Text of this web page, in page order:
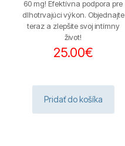
60 mg! Efektívna podpora pre
dlhotrvajúci výkon. Objednajte
teraz a zlepšite svoj intímny
život!
25.00€
Pridať do košíka